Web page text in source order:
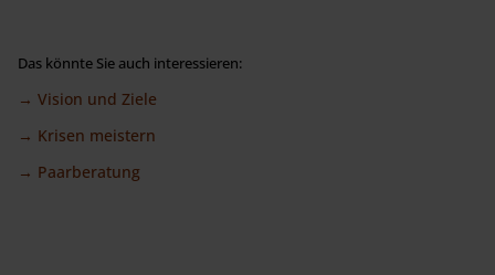
Das könnte Sie auch interessieren:
→ Vision und Ziele
→ Krisen meistern
→ Paarberatung